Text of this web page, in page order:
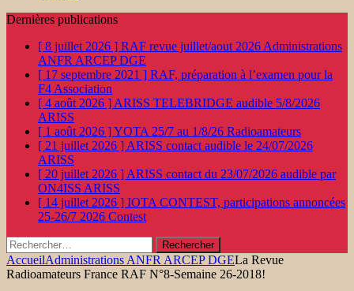
Dernières publications
[ 8 juillet 2026 ] RAF revue juillet/aout 2026 Administrations
ANFR ARCEP DGE
[ 17 septembre 2021 ] RAF, préparation à l’examen pour la
F4 Association
[ 4 août 2026 ] ARISS TELEBRIDGE audible 5/8/2026
ARISS
[ 1 août 2026 ]YOTA 25/7 au 1/8/26 Radioamateurs
[ 21 juillet 2026 ] ARISS contact audible le 24/07/2026
ARISS
[ 20 juillet 2026 ] ARISS contact du 23/07/2026 audible par
ON4ISS ARISS
[ 14 juillet 2026 ] IOTA CONTEST, participations annoncées
25-26/7 2026 Contest
Rechercher :
AccueilAdministrations ANFR ARCEP DGELa Revue
Radioamateurs France RAF N°8-Semaine 26-2018!